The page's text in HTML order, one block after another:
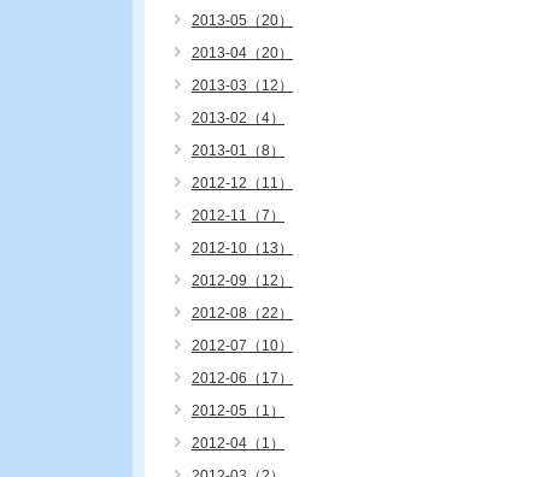
2013-05（20）
2013-04（20）
2013-03（12）
2013-02（4）
2013-01（8）
2012-12（11）
2012-11（7）
2012-10（13）
2012-09（12）
2012-08（22）
2012-07（10）
2012-06（17）
2012-05（1）
2012-04（1）